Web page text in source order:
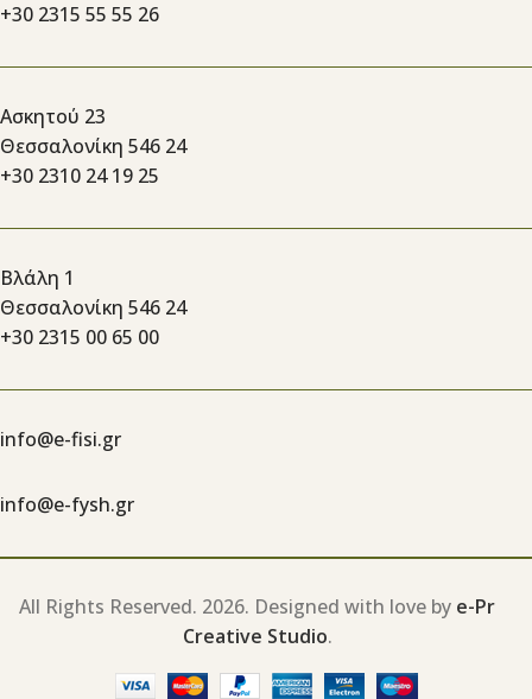
+30 2315 55 55 26
Ασκητού 23
Θεσσαλονίκη 546 24
+30 2310 24 19 25
Βλάλη 1
Θεσσαλονίκη 546 24
+30 2315 00 65 00
info@e-fisi.gr
info@e-fysh.gr
All Rights Reserved. 2026. Designed with love by e-Pr
Creative Studio.